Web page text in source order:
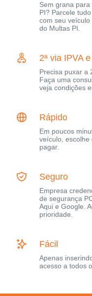
Sem grana
PI? Parcele
com seu
do Multas PI.
2ª via IPVA
Precisa puxar a
Faça uma
veja condições
Rápido
Em poucos
veículo,
pagar.
Seguro
Empresa
de segurança
Aqui e Google.
prioridade.
Fácil
Apenas
acesso a todos